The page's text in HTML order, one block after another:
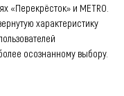
«Перекрёсток» и METRO.
характеристику
осознанному выбору.